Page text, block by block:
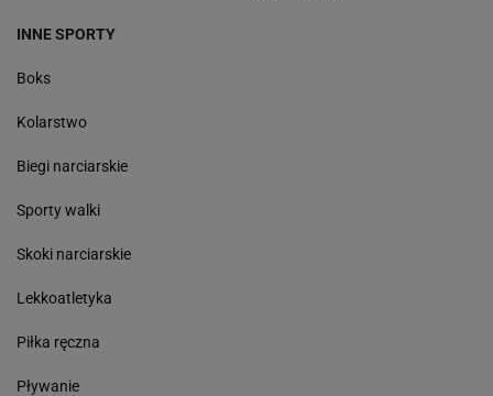
INNE SPORTY
Boks
Kolarstwo
Biegi narciarskie
Sporty walki
Skoki narciarskie
Lekkoatletyka
Piłka ręczna
Pływanie